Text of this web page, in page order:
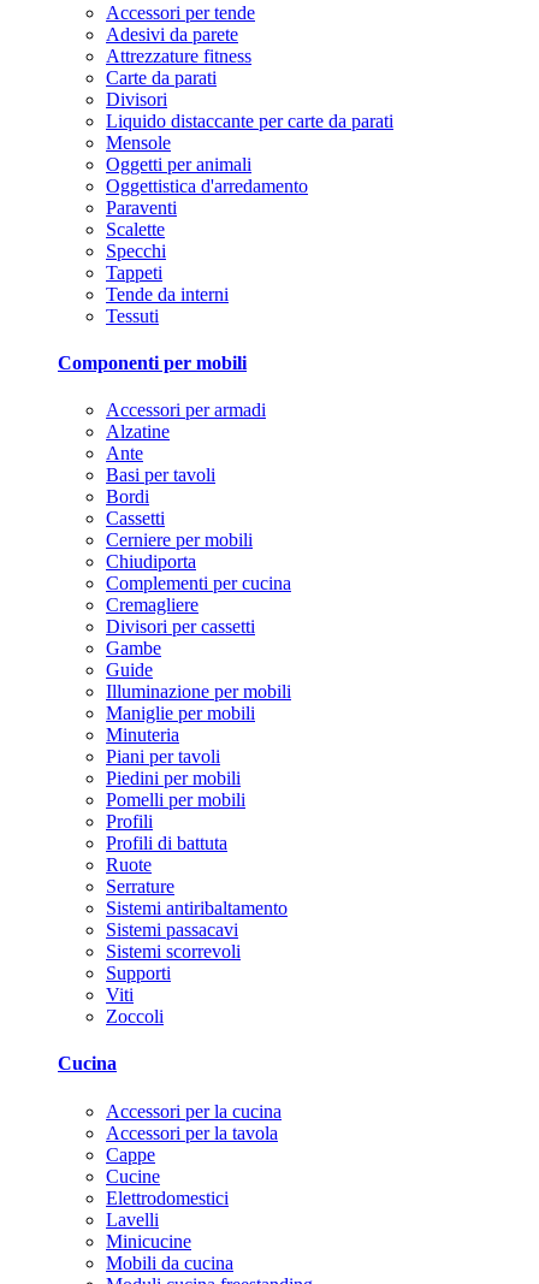
Accessori per tende
Adesivi da parete
Attrezzature fitness
Carte da parati
Divisori
Liquido distaccante per carte da parati
Mensole
Oggetti per animali
Oggettistica d'arredamento
Paraventi
Scalette
Specchi
Tappeti
Tende da interni
Tessuti
Componenti per mobili
Accessori per armadi
Alzatine
Ante
Basi per tavoli
Bordi
Cassetti
Cerniere per mobili
Chiudiporta
Complementi per cucina
Cremagliere
Divisori per cassetti
Gambe
Guide
Illuminazione per mobili
Maniglie per mobili
Minuteria
Piani per tavoli
Piedini per mobili
Pomelli per mobili
Profili
Profili di battuta
Ruote
Serrature
Sistemi antiribaltamento
Sistemi passacavi
Sistemi scorrevoli
Supporti
Viti
Zoccoli
Cucina
Accessori per la cucina
Accessori per la tavola
Cappe
Cucine
Elettrodomestici
Lavelli
Minicucine
Mobili da cucina